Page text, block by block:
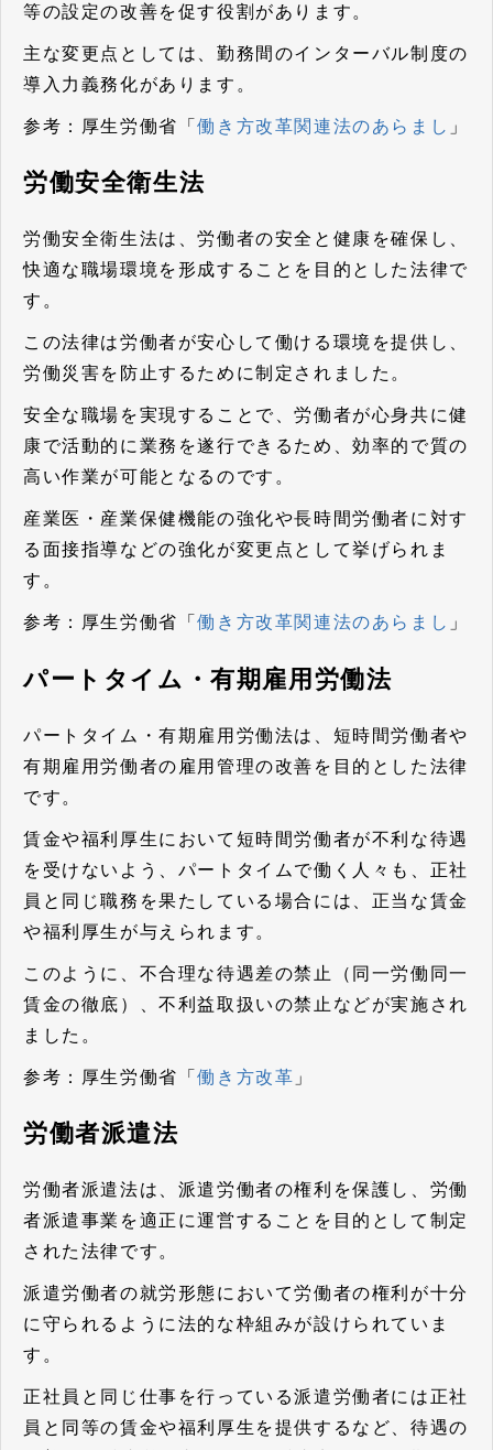
等の設定の改善を促す役割があります。
主な変更点としては、勤務間のインターバル制度の
導入力義務化があります。
参考：厚生労働省「働き方改革関連法のあらまし 」
労働安全衛生法
労働安全衛生法は、労働者の安全と健康を確保し、
快適な職場環境を形成することを目的とした法律で
す。
この法律は労働者が安心して働ける環境を提供し、
労働災害を防止するために制定されました。
安全な職場を実現することで、労働者が心身共に健
康で活動的に業務を遂行できるため、効率的で質の
高い作業が可能となるのです。
産業医・産業保健機能の強化や長時間労働者に対す
る面接指導などの強化が変更点として挙げられま
す。
参考：厚生労働省「働き方改革関連法のあらまし 」
パートタイム・有期雇用労働法
パートタイム・有期雇用労働法は、短時間労働者や
有期雇用労働者の雇用管理の改善を目的とした法律
です。
賃金や福利厚生において短時間労働者が不利な待遇
を受けないよう、パートタイムで働く人々も、正社
員と同じ職務を果たしている場合には、正当な賃金
や福利厚生が与えられます。
このように、不合理な待遇差の禁止（同一労働同一
賃金の徹底）、不利益取扱いの禁止などが実施され
ました。
参考：厚生労働省「働き方改革 」
労働者派遣法
労働者派遣法は、派遣労働者の権利を保護し、労働
者派遣事業を適正に運営することを目的として制定
された法律です。
派遣労働者の就労形態において労働者の権利が十分
に守られるように法的な枠組みが設けられていま
す。
正社員と同じ仕事を行っている派遣労働者には正社
員と同等の賃金や福利厚生を提供するなど、待遇の